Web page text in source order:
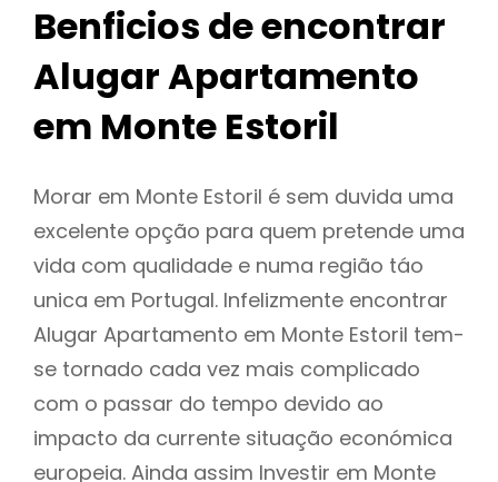
Benficios de encontrar
Alugar Apartamento
em Monte Estoril
Morar em Monte Estoril é sem duvida uma
excelente opção para quem pretende uma
vida com qualidade e numa região táo
unica em Portugal. Infelizmente encontrar
Alugar Apartamento em Monte Estoril tem-
se tornado cada vez mais complicado
com o passar do tempo devido ao
impacto da currente situação económica
europeia. Ainda assim Investir em Monte